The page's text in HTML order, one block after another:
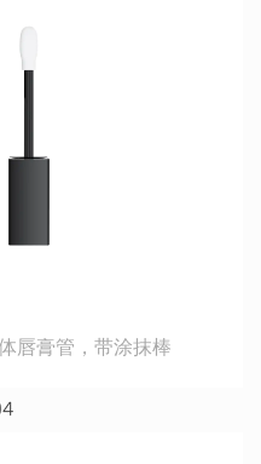
唇膏管，带涂抹棒